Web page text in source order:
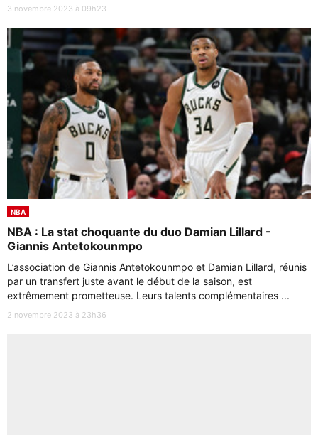
3 novembre 2023 à 09h23
NBA
NBA : La stat choquante du duo Damian Lillard -
Giannis Antetokounmpo
L’association de Giannis Antetokounmpo et Damian Lillard, réunis
par un transfert juste avant le début de la saison, est
extrêmement prometteuse. Leurs talents complémentaires ...
2 novembre 2023 à 23h36